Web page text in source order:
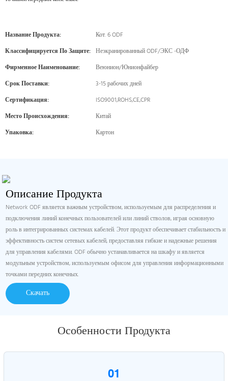
Название Продукта:
Кот. 6 ODF
Классифицируется По Защите: Неэкранированный ODF/ЭКС -ОДФ
Фирменное Наименование:
Веюнион/Юнионфайбер
Срок Поставки:
3-15 рабочих дней
Сертификация:
ISO9001,ROHS,CE,CPR
Место Происхождения:
Китай
Упаковка:
Картон
Описание Продукта
Network ODF является важным устройством, используемым для распределения и
подключения линий конечных пользователей или линий стволов, играя основную
роль в интегрированных системах кабелей. Этот продукт обеспечивает стабильность и
эффективность систем сетевых кабелей, предоставляя гибкие и надежные решения
для управления кабелями. ODF обычно устанавливается на шкафу и является
модульным устройством, используемым офисом для управления информационными
точками передних конечных.
Скачать
Особенности Продукта
01